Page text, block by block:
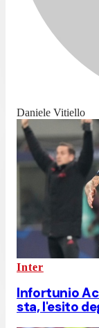
Daniele Vitiello
Inter
Infortunio
sta, l'esito